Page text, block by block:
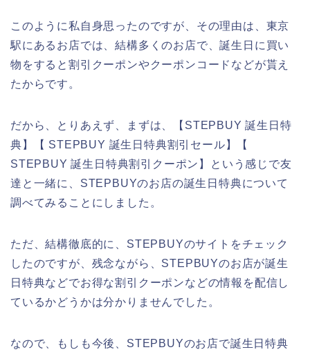
このように私自身思ったのですが、その理由は、東京
駅にあるお店では、結構多くのお店で、誕生日に買い
物をすると割引クーポンやクーポンコードなどが貰え
たからです。
だから、とりあえず、まずは、【STEPBUY 誕生日特
典】【 STEPBUY 誕生日特典割引セール】【
STEPBUY 誕生日特典割引クーポン】という感じで友
達と一緒に、STEPBUYのお店の誕生日特典について
調べてみることにしました。
ただ、結構徹底的に、STEPBUYのサイトをチェック
したのですが、残念ながら、STEPBUYのお店が誕生
日特典などでお得な割引クーポンなどの情報を配信し
ているかどうかは分かりませんでした。
なので、もしも今後、STEPBUYのお店で誕生日特典